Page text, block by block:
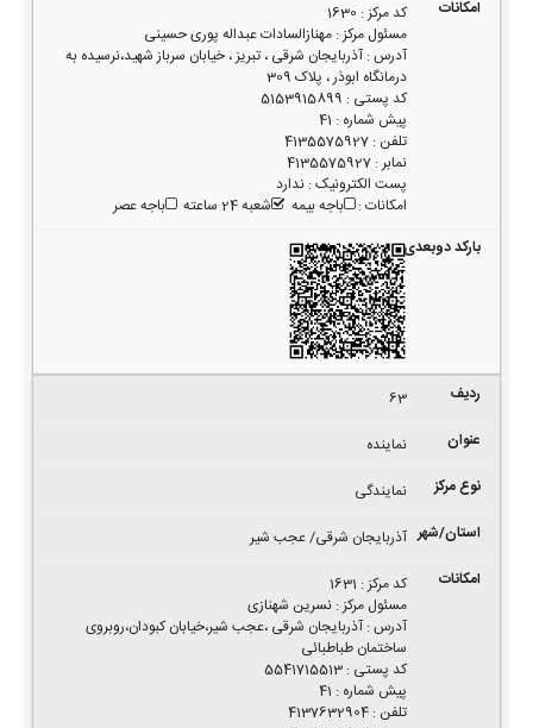
کد مرکز:
1630
مسئول مرکز:مهنازالسادات عبداله پوری حسینی
آدرس:آذربایجان شرقی ، تبریز ، خیابان سرباز شهید،نرسیده به
درمانگاه ابوذر ، پلاک 309
کد پستی :
5153915899
پیش شماره :
41
تلفن :
4135575927
نمابر:
4135575927
پست الکترونیک:ندارد
امکانات: باجه بیمه شعبه 24 ساعته باجه عصر
63
نماینده
نمایندگی
آذربایجان شرقی/ عجب شیر
کد مرکز:
1631
مسئول مرکز:نسرین شهنازی
آدرس:آذربایجان شرقی ،عجب شیر،خیابان کبودان،روبروی
ساختمان طباطبائی
کد پستی :
5541715513
پیش شماره :
41
تلفن :
4137632904